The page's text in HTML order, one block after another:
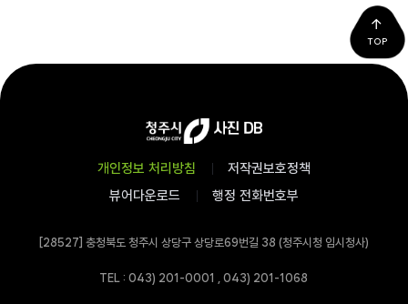
TOP
개인정보 처리방침
저작권보호정책
뷰어다운로드
행정 전화번호부
[28527] 충청북도 청주시 상당구 상당로69번길 38 (청주시청 임시청사)
TEL : 043) 201-0001 , 043) 201-1068